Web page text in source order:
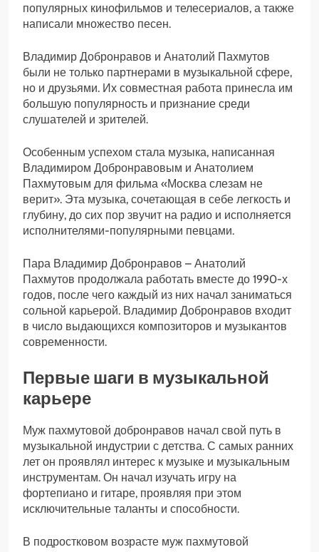
популярных кинофильмов и телесериалов, а также
написали множество песен.
Владимир Добронравов и Анатолий Пахмутов
были не только партнерами в музыкальной сфере,
но и друзьями. Их совместная работа принесла им
большую популярность и признание среди
слушателей и зрителей.
Особенным успехом стала музыка, написанная
Владимиром Добронравовым и Анатолием
Пахмутовым для фильма «Москва слезам не
верит». Эта музыка, сочетающая в себе легкость и
глубину, до сих пор звучит на радио и исполняется
исполнителями-популярными певцами.
Пара Владимир Добронравов – Анатолий
Пахмутов продолжала работать вместе до 1990-х
годов, после чего каждый из них начал заниматься
сольной карьерой. Владимир Добронравов входит
в число выдающихся композиторов и музыкантов
современности.
Первые шаги в музыкальной
карьере
Муж пахмутовой добронравов начал свой путь в
музыкальной индустрии с детства. С самых ранних
лет он проявлял интерес к музыке и музыкальным
инструментам. Он начал изучать игру на
фортепиано и гитаре, проявляя при этом
исключительные таланты и способности.
В подростковом возрасте муж пахмутовой